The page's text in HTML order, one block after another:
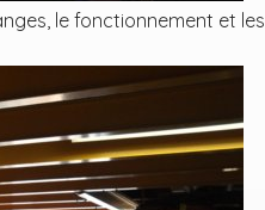
le fonctionnement et les